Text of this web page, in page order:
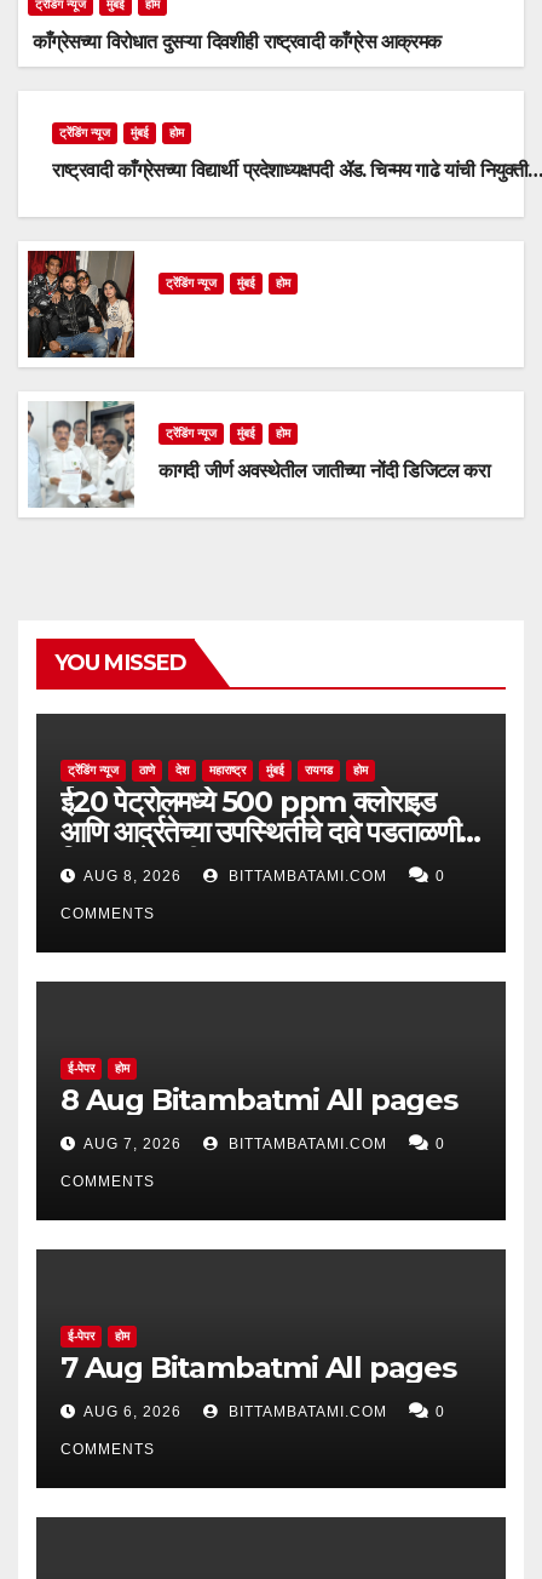
ट्रेंडिंग न्यूज मुंबई होम
काँग्रेसच्या विरोधात दुसऱ्या दिवशीही राष्ट्रवादी काँग्रेस आक्रमक
ट्रेंडिंग न्यूज मुंबई होम
राष्ट्रवादी काँग्रेसच्या विद्यार्थी प्रदेशाध्यक्षपदी ॲड. चिन्मय गाढे यांची नियुक्ती…
ट्रेंडिंग न्यूज मुंबई होम
ट्रेंडिंग न्यूज मुंबई होम
कागदी जीर्ण अवस्थेतील जातीच्या नोंदी डिजिटल करा
YOU MISSED
ट्रेंडिंग न्यूज ठाणे देश महाराष्ट्र मुंबई रायगड होम
ई20 पेट्रोलमध्ये 500 ppm क्लोराइड
आणि आर्द्रतेच्या उपस्थितीचे दावे पडताळणीत
सिद्ध झाले नाहीत
AUG 8, 2026 BITTAMBATAMI.COM 0
COMMENTS
ई-पेपर होम
8 Aug Bitambatmi All pages
AUG 7, 2026 BITTAMBATAMI.COM 0
COMMENTS
ई-पेपर होम
7 Aug Bitambatmi All pages
AUG 6, 2026 BITTAMBATAMI.COM 0
COMMENTS